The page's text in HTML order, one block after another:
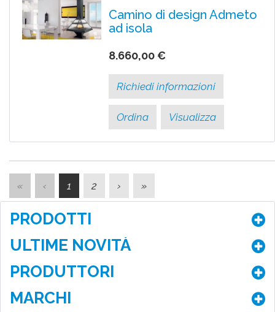
Camino di design Admeto
ad isola
8.660,00 €
Richiedi informazioni
Ordina Visualizza
« ‹ 1 2 › »
PRODOTTI
ULTIME NOVITÀ
PRODUTTORI
MARCHI